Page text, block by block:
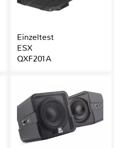
Einzeltest
ESX
QXF201A